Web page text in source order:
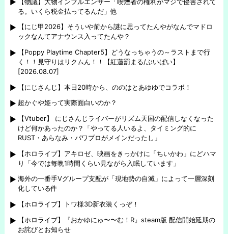
る。いくら税金払ってるんだ」他
【にじ甲2026】そういや前から謎に思ってたんやがなんでマドロ
ックなんてアナウンス入ってたんや？
【Poppy Playtime Chapter5】どうなっちゃうの～ラストまで行
く！！見守りはリクムん！！【紅蓮罰まる/ぶいぱい】
[2026.08.07]
【にじさんじ】本日20時から、ののはとあゆゆでコラボ！
超かぐや姫って実際面白いのか？
【Vtuber】 にじさんじライバーがリズム天国の配信しなくなった
けど何かあったのか？「やってる人いるよ、タイミング的に
RUST・あらなみ・パワプロがメインだったし」
【ホロライブ】アキロゼ、映画をきっかけに「ちいかわ」にどハマ
り「今では毎晩1時間くらい見ながら入眠しています」
海外の一番手Vグループ支配が「現地勢の自滅」によって一層深刻
化している件
【ホロライブ】トワ様3D新衣装くっぞ！
【ホロライブ】『おかゆにゅ〜〜む！R』steam版 配信開始延期の
お詫びとお知らせ